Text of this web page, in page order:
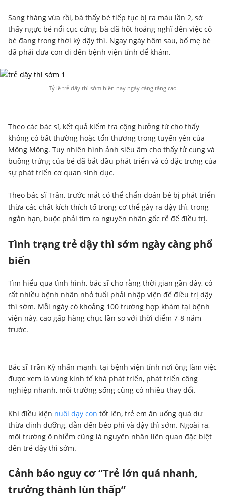
Sang tháng vừa rồi, bà thấy bé tiếp tục bị ra máu lần 2, sờ
thấy ngực bé nổi cục cứng, bà đã hốt hoảng nghĩ đến việc cô
bé đang trong thời kỳ dậy thì. Ngay ngày hôm sau, bố mẹ bé
đã phải đưa con đi đến bệnh viện tỉnh để khám.
Tỷ lệ trẻ dậy thì sớm hiện nay ngày càng tăng cao
Theo các bác sĩ, kết quả kiểm tra cộng hưởng từ cho thấy
không có bất thường hoặc tổn thương trong tuyến yên của
Mông Mông. Tuy nhiên hình ảnh siêu âm cho thấy tử cung và
buồng trứng của bé đã bắt đầu phát triển và có đặc trưng của
sự phát triển cơ quan sinh dục.
Theo bác sĩ Trần, trước mắt có thể chẩn đoán bé bị phát triển
thừa các chất kích thích tố trong cơ thể gây ra dậy thì, trong
ngắn hạn, buộc phải tìm ra nguyên nhân gốc rễ để điều trị.
Tình trạng trẻ dậy thì sớm ngày càng phổ
biến
Tìm hiểu qua tình hình, bác sĩ cho rằng thời gian gần đây, có
rất nhiều bệnh nhân nhỏ tuổi phải nhập viện để điều trị dậy
thì sớm. Mỗi ngày có khoảng 100 trường hợp khám tại bệnh
viện này, cao gấp hàng chục lần so với thời điểm 7-8 năm
trước.
Bác sĩ Trần Kỳ nhấn mạnh, tại bệnh viện tỉnh nơi ông làm việc
được xem là vùng kinh tế khá phát triển, phát triển công
nghiệp nhanh, môi trường sống cũng có nhiều thay đổi.
Khi điều kiện nuôi dạy con tốt lên, trẻ em ăn uống quá dư
thừa dinh dưỡng, dẫn đến béo phì và dậy thì sớm. Ngoài ra,
môi trường ô nhiễm cũng là nguyên nhân liên quan đặc biệt
đến trẻ dậy thì sớm.
Cảnh báo nguy cơ “Trẻ lớn quá nhanh,
trưởng thành lùn thấp”